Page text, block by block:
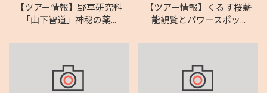
【ツアー情報】野草研究科
「山下智道」神秘の薬...
【ツアー情報】くるす桜薪
能観覧とパワースポッ...